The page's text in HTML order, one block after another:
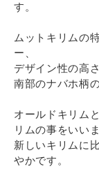
す。
ムットキリムの
ー、
デザイン性の高
南部のナバホ柄
オールドキリム
リムの事をいいま
新しいキリムに
やかです。